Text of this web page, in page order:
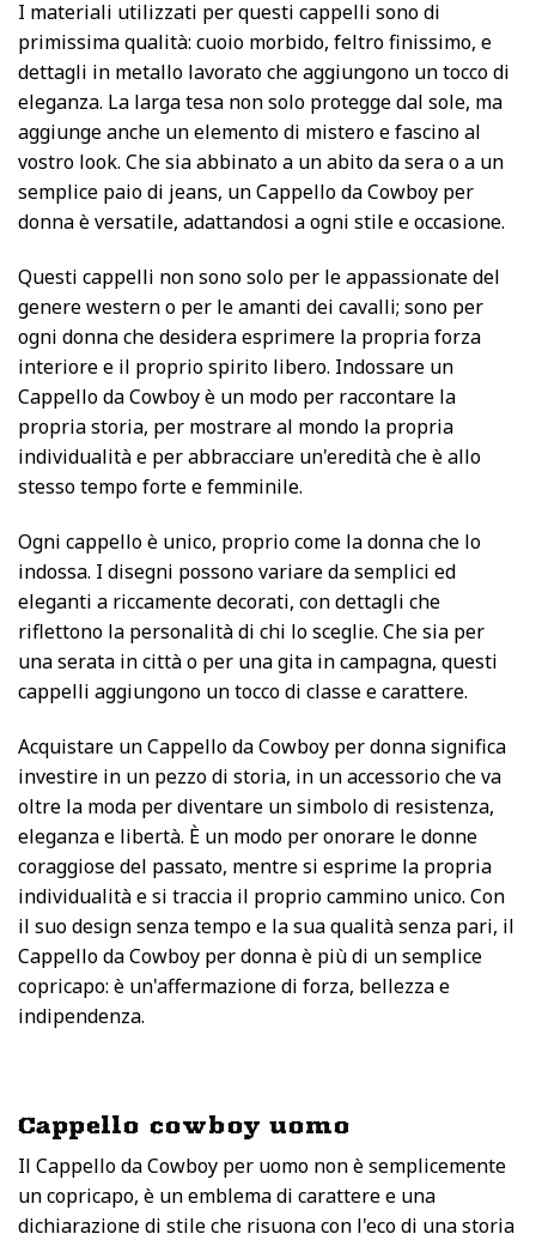
I materiali utilizzati per questi cappelli sono di
primissima qualità: cuoio morbido, feltro finissimo, e
dettagli in metallo lavorato che aggiungono un tocco di
eleganza. La larga tesa non solo protegge dal sole, ma
aggiunge anche un elemento di mistero e fascino al
vostro look. Che sia abbinato a un abito da sera o a un
semplice paio di jeans, un Cappello da Cowboy per
donna è versatile, adattandosi a ogni stile e occasione.
Questi cappelli non sono solo per le appassionate del
genere western o per le amanti dei cavalli; sono per
ogni donna che desidera esprimere la propria forza
interiore e il proprio spirito libero. Indossare un
Cappello da Cowboy è un modo per raccontare la
propria storia, per mostrare al mondo la propria
individualità e per abbracciare un'eredità che è allo
stesso tempo forte e femminile.
Ogni cappello è unico, proprio come la donna che lo
indossa. I disegni possono variare da semplici ed
eleganti a riccamente decorati, con dettagli che
riflettono la personalità di chi lo sceglie. Che sia per
una serata in città o per una gita in campagna, questi
cappelli aggiungono un tocco di classe e carattere.
Acquistare un Cappello da Cowboy per donna significa
investire in un pezzo di storia, in un accessorio che va
oltre la moda per diventare un simbolo di resistenza,
eleganza e libertà. È un modo per onorare le donne
coraggiose del passato, mentre si esprime la propria
individualità e si traccia il proprio cammino unico. Con
il suo design senza tempo e la sua qualità senza pari, il
Cappello da Cowboy per donna è più di un semplice
copricapo: è un'affermazione di forza, bellezza e
indipendenza.
Cappello cowboy uomo
Il Cappello da Cowboy per uomo non è semplicemente
un copricapo, è un emblema di carattere e una
dichiarazione di stile che risuona con l'eco di una storia